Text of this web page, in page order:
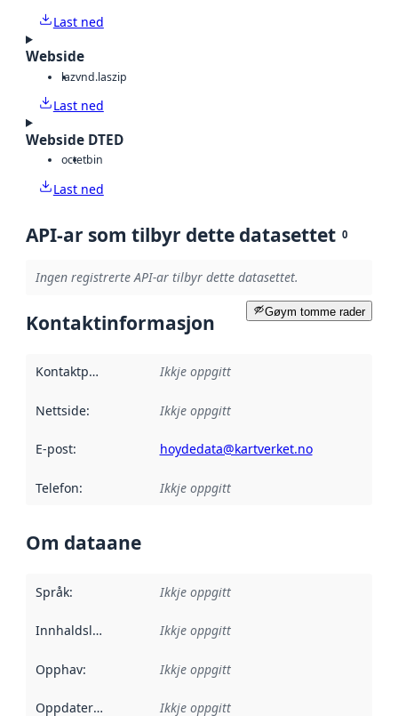
Last ned
Webside
lazvnd.laszip
Last ned
Webside DTED
octetbin
Last ned
API-ar som tilbyr dette datasettet 0
Ingen registrerte API-ar tilbyr dette datasettet.
Gøym tomme rader
Kontaktinformasjon
Kontaktpunkt Ikkje oppgitt
Nettside: Ikkje oppgitt
E-post: hoydedata@kartverket.no
Telefon: Ikkje oppgitt
Om dataane
Språk: Ikkje oppgitt
Innhaldsleverandørar :
Ikkje oppgitt
Opphav: Ikkje oppgitt
Oppdateringsfrekvens :
Ikkje oppgitt